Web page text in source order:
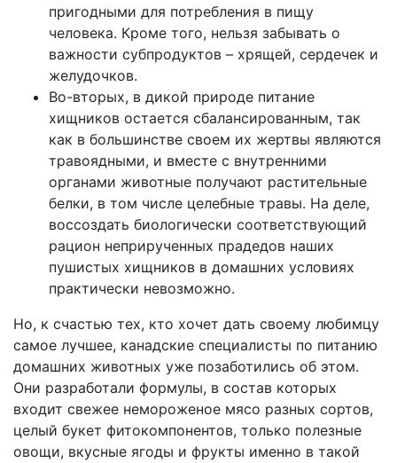
пригодными для потребления в пищу
человека. Кроме того, нельзя забывать о
важности субпродуктов – хрящей, сердечек и
желудочков.
Во-вторых, в дикой природе питание
хищников остается сбалансированным, так
как в большинстве своем их жертвы являются
травоядными, и вместе с внутренними
органами животные получают растительные
белки, в том числе целебные травы. На деле,
воссоздать биологически соответствующий
рацион неприрученных прадедов наших
пушистых хищников в домашних условиях
практически невозможно.
Но, к счастью тех, кто хочет дать своему любимцу
самое лучшее, канадские специалисты по питанию
домашних животных уже позаботились об этом.
Они разработали формулы, в состав которых
входит свежее немороженое мясо разных сортов,
целый букет фитокомпонентов, только полезные
овощи, вкусные ягоды и фрукты именно в такой